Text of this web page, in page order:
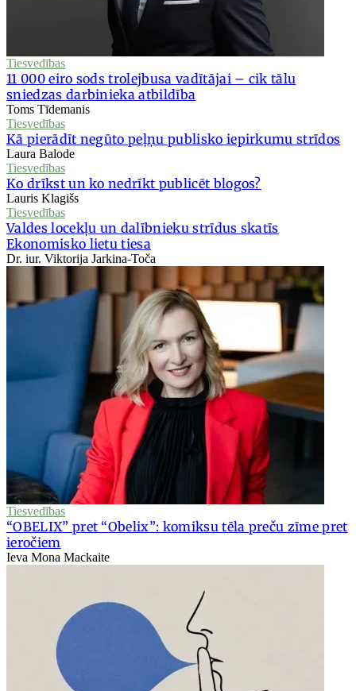
Tiesvedības
11 000 eiro sods trolejbusa vadītājai – cik tālu
sniedzas darbinieka atbildība
Toms Tīdemanis
Tiesvedības
Kā pierādīt negūto peļņu publisko iepirkumu strīdos
Laura Balode
Tiesvedības
Ko drīkst un ko nedrīkt publicēt blogos?
Lauris Klagišs
Tiesvedības
Valdes locekļu un dalībnieku strīdus skatīs
Ekonomisko lietu tiesa
Dr. iur. Viktorija Jarkina-Toča
Tiesvedības
“OBELIX” pret “Obelix”: komiksu tēla preču zīme pret
ieročiem
Ieva Mona Mackaite